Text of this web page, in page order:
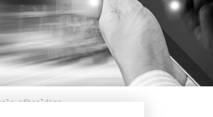
afbeelding